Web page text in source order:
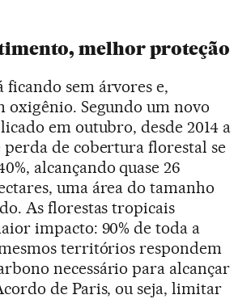
melhor proteção
ficando sem árvores e,
oxigênio. Segundo um novo
em outubro, desde 2014 a
perda de cobertura florestal se
alcançando quase 26
uma área do tamanho
As florestas tropicais
impacto: 90% de toda a
territórios respondem
necessário para alcançar
de Paris, ou seja, limitar